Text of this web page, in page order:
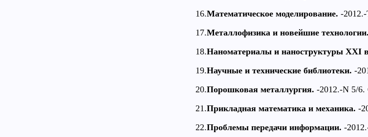
16.Математическое моделирование. -
17.Металлофизика и новейшие технологии.
18.Наноматериалы и наноструктуры XXI
19.Научные и технические библиотеки. -
20.Порошковая металлургия. -2012.-N 5/6.
21.Прикладная математика и механика. -
22.Проблемы передачи информации. -